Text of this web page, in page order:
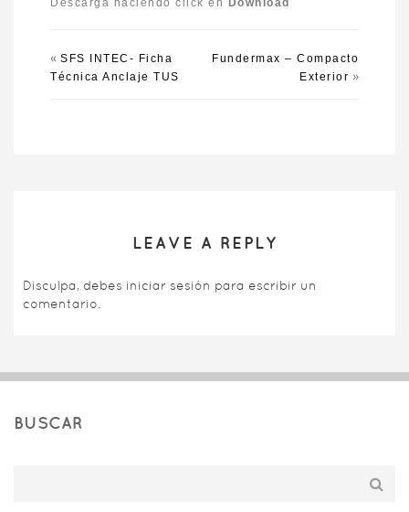
Descarga haciendo click en Download
« SFS INTEC- Ficha
Técnica Anclaje TUS
Fundermax – Compacto
Exterior »
LEAVE A REPLY
Disculpa, debes iniciar sesión para escribir un
comentario.
BUSCAR